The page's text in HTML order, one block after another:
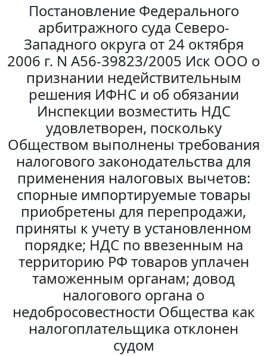
Постановление Федерального
арбитражного суда Северо-
Западного округа от 24 октября
2006 г. N А56-39823/2005 Иск ООО о
признании недействительным
решения ИФНС и об обязании
Инспекции возместить НДС
удовлетворен, поскольку
Обществом выполнены требования
налогового законодательства для
применения налоговых вычетов:
спорные импортируемые товары
приобретены для перепродажи,
приняты к учету в установленном
порядке; НДС по ввезенным на
территорию РФ товаров уплачен
таможенным органам; довод
налогового органа о
недобросовестности Общества как
налогоплательщика отклонен
судом